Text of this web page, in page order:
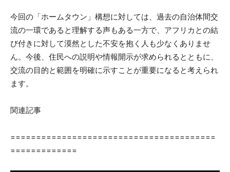
今回の「ホームタウン」構想に対しては、過去の自治体間交
流の一環であると理解する声もある一方で、アフリカとの結
び付きに対して漠然とした不安を抱く人も少なくありませ
ん。今後、住民への説明や情報開示が求められるとともに、
交流の目的と範囲を明確に示すことが重要になると考えられ
ます。
関連記事
========================================
=============